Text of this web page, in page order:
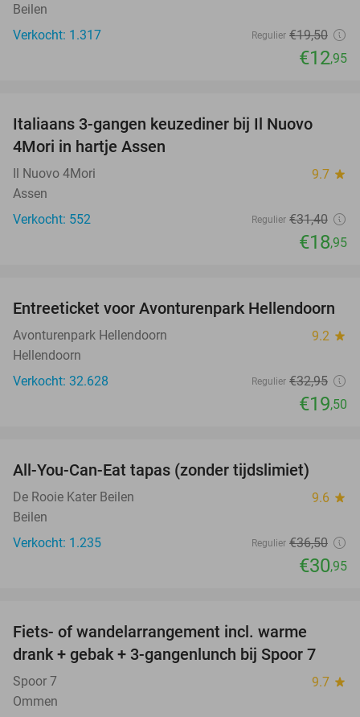
Beilen
Verkocht: 1.317
Regulier €19,50
€12,95
40%
Italiaans 3-gangen keuzediner bij Il Nuovo
4Mori in hartje Assen
Il Nuovo 4Mori 9.7 star
Assen
Verkocht: 552
Regulier €31,40
€18,95
41%
Entreeticket voor Avonturenpark Hellendoorn
Avonturenpark Hellendoorn 9.2 star
Hellendoorn
Verkocht: 32.628
Regulier €32,95
€19,50
All-You-Can-Eat tapas (zonder tijdslimiet)
De Rooie Kater Beilen 9.6 star
Beilen
Verkocht: 1.235
Regulier €36,50
€30,95
Fiets- of wandelarrangement incl. warme
drank + gebak + 3-gangenlunch bij Spoor 7
Spoor 7 9.7 star
Ommen